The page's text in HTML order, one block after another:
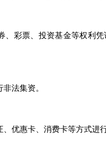
、彩票、投资基金等权利
法集资。
优惠卡、消费卡等方式进